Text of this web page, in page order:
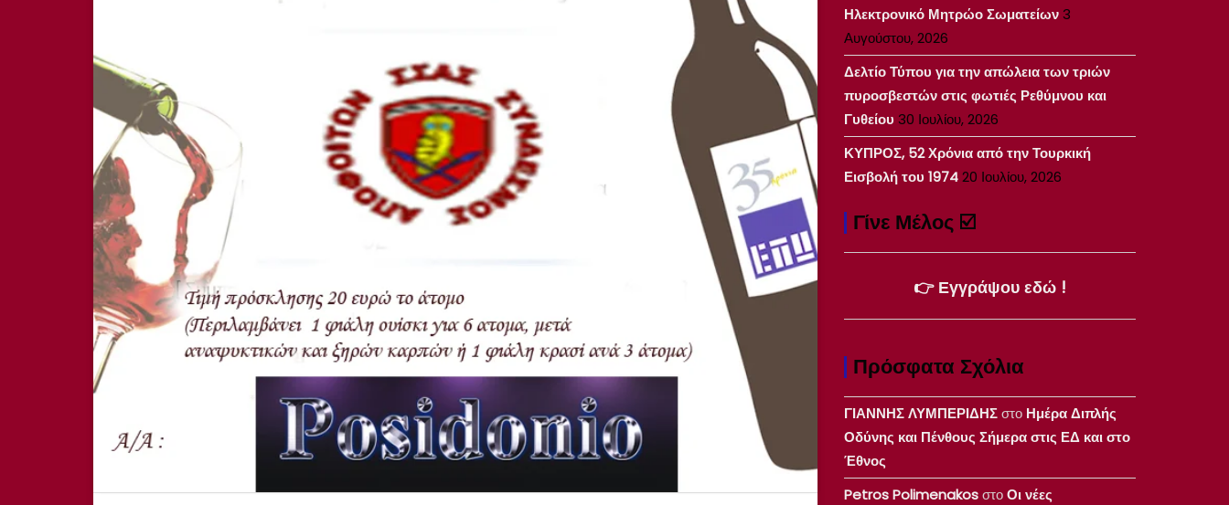
Ηλεκτρονικό Μητρώο Σωματείων3
Αυγούστου, 2026
Δελτίο Τύπου για την απώλεια των τριών
πυροσβεστών στις φωτιές Ρεθύμνου και
Γυθείου 30 Ιουλίου, 2026
ΚΥΠΡΟΣ, 52 Χρόνια από την Τουρκική
Εισβολή του 197420 Ιουλίου, 2026
Γίνε Μέλος ☑️
👉 Εγγράψου εδώ !
Πρόσφατα Σχόλια
ΓΙΑΝΝΗΣ ΛΥΜΠΕΡΙΔΗΣστο Ημέρα Διπλής
Οδύνης και Πένθους Σήμερα στις ΕΔ και στο
Έθνος
Petros PolimenakosστοΟι νέες